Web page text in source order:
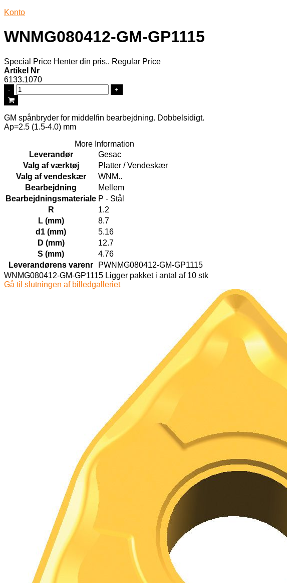
Konto
WNMG080412-GM-GP1115
Special Price Henter din pris.. Regular Price
Artikel Nr
6133.1070
- +
GM spånbryder for middelfin bearbejdning. Dobbelsidigt.
Ap=2.5 (1.5-4.0) mm
More Information
Leverandør
Gesac
Valg af værktøj
Platter / Vendeskær
Valg af vendeskær
WNM..
Bearbejdning
Mellem
Bearbejdningsmateriale P - Stål
R
1.2
L (mm)
8.7
d1 (mm)
5.16
D (mm)
12.7
S (mm)
4.76
Leverandørens varenr
PWNMG080412-GM-GP1115
WNMG080412-GM-GP1115 Ligger pakket i antal af 10 stk
Gå til slutningen af billedgalleriet